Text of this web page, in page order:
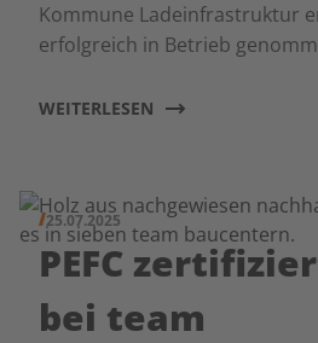
Kommune Ladeinfrastruktur
erfolgreich in Betrieb
WEITERLESEN
25.07.2025
PEFC
bei team